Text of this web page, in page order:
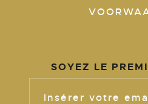
SOYEZ LE
Insérer votre